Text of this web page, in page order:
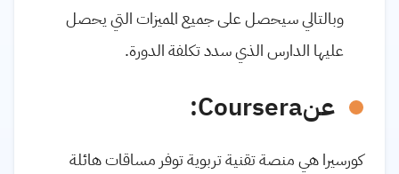
وبالتالي سيحصل على جميع المميزات التي يحصل
عليها الدارس الذي سدد تكلفة الدورة.
عنCoursera
:
كورسيرا هي منصة تقنية تربوية توفر مساقات هائلة